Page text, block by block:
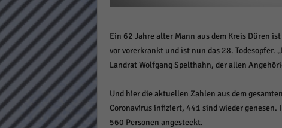
Ein 62 Jahre alter Mann aus dem Kreis Düren
vor vorerkrankt und ist nun das 28.
Landrat Wolfgang Spelthahn, der allen
Und hier die aktuellen Zahlen aus dem
Coronavirus infiziert, 441 sind wieder genesen.
560 Personen angesteckt.
Funktion
Statistik